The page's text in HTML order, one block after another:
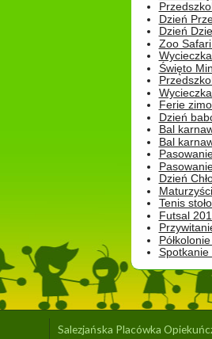
Dzień
Dzień
Zoo
Święto
Ferie
Dzień
Bal
Bal
Dzień
Tenis
Futsal
Salezjańska Placówka